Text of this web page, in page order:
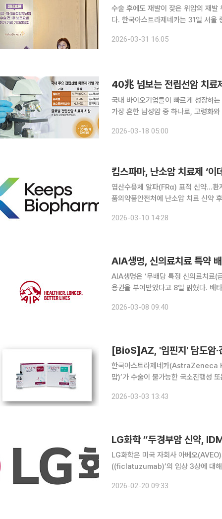
수술 후에도 재발이 잦은 위암의 재
다. 한국아스트라제네카는 31일 서울 종로구 포시즌스호텔서울에서 면역항암제 '임핀지'(성분명 더
서 발병률이 높으며, 국내에서는
2026-03-31 16:05
40兆 넘보는 전립선암 치료
국내 바이오기업들이 빠르게 성장하
가장 흔한 남성암 중 하나로, 고령화와 맞
은 2025년 135억달러(약 20조원) 규
2026-03-18 05:00
엽산수용체 알파(FRα) 표적 신약…환자 50명 대상 최
품의약품안전처에 난소암 치료 신약
중등도 이상인 백금 저항성 고등급 장
2026-03-10 14:28
AIA생명, 신의료치료 특약
AIA생명은 ‘무배당 특정 신의료치료(
용권을 부여받았다고 8일 밝혔다. 배타적 사용권은 보험상품의 독창성과 유용성, 진보성, 노력도 등
게 실질적인 보장 가치를 제공하는 상
2026-03-08 09:40
[BioS]AZ, '임핀지' 담도암·
한국아스트라제네카(AstraZeneca
맙)’가 수술이 불가능한 국소진행성
다. 담도암과 간암은 원격 전이단계에
2026-03-03 13:43
LG화학 “두경부암 신약,
LG화학은 미국 자회사 아베오
((ficlatuzumab)’의 임상 3상에 대해
보에 접근할 권한을 가진 IDMC가 파
2026-02-20 09:33